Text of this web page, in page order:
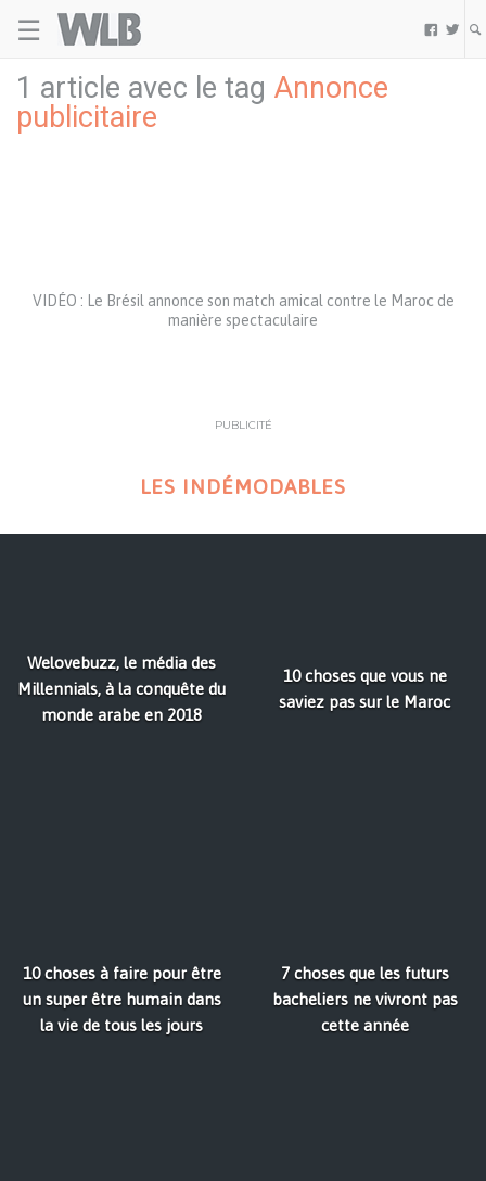
☰  
1 article avec le tag Annonce
publicitaire
VIDÉO : Le Brésil annonce son match amical contre le Maroc de
manière spectaculaire
PUBLICITÉ
LES INDÉMODABLES
Welovebuzz, le média des
Millennials, à la conquête du
monde arabe en 2018
10 choses que vous ne
saviez pas sur le Maroc
10 choses à faire pour être
un super être humain dans
la vie de tous les jours
7 choses que les futurs
bacheliers ne vivront pas
cette année